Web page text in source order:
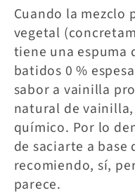
Cuando la mezclo
vegetal
tiene una espuma
batidos 0 %
sabor a vainilla
natural de
químico. Por lo
de saciarte a base
recomiendo, sí,
parece.